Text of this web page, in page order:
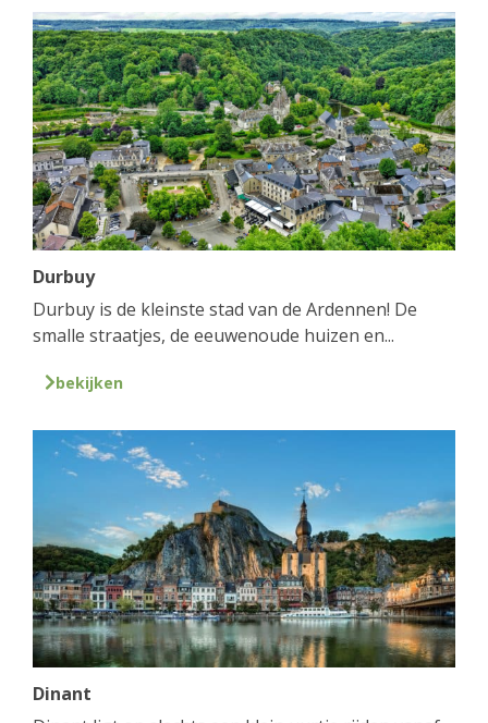
Durbuy
Durbuy is de kleinste stad van de Ardennen! De
smalle straatjes, de eeuwenoude huizen en...
bekijken
Dinant